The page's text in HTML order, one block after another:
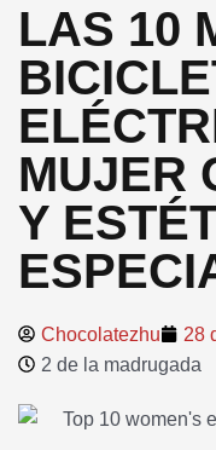
LAS 10
MUJER
Y
Chocolatezhu
28
2 de la madrugada